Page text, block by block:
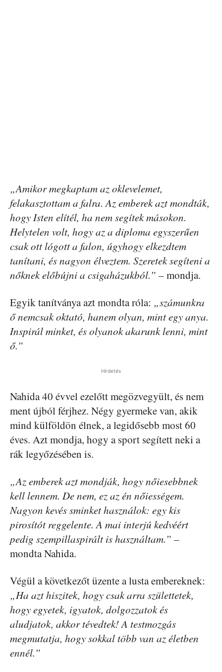
„Amikor megkaptam az oklevelemet,
felakasztottam a falra. Az emberek azt mondták,
hogy Isten elítél, ha nem segítek másokon.
Helytelen volt, hogy az a diploma egyszerűen
csak ott lógott a falon, úgyhogy elkezdtem
tanítani, és nagyon élveztem. Szeretek segíteni a
nőknek előbújni a csigaházukból.” – mondja.
Egyik tanítványa azt mondta róla: „számunkra
ő nemcsak oktató, hanem olyan, mint egy anya.
Inspirál minket, és olyanok akarunk lenni, mint
ő.”
Hirdetés
Nahida 40 évvel ezelőtt megözvegyült, és nem
ment újból férjhez. Négy gyermeke van, akik
mind külföldön élnek, a legidősebb most 60
éves. Azt mondja, hogy a sport segített neki a
rák legyőzésében is.
„Az emberek azt mondják, hogy nőiesebbnek
kell lennem. De nem, ez az én nőiességem.
Nagyon kevés sminket használok: egy kis
pirosítót reggelente. A mai interjú kedvéért
pedig szempillaspirált is használtam.” –
mondta Nahida.
Végül a következőt üzente a lusta embereknek:
„Ha azt hiszitek, hogy csak arra születtetek,
hogy egyetek, igyatok, dolgozzatok és
aludjatok, akkor tévedtek! A testmozgás
megmutatja, hogy sokkal több van az életben
ennél.”